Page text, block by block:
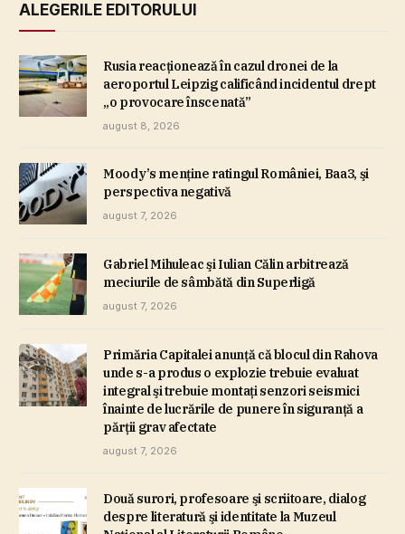
ALEGERILE EDITORULUI
Rusia reacţionează în cazul dronei de la
aeroportul Leipzig calificând incidentul drept
„o provocare înscenată”
august 8, 2026
Moody’s menţine ratingul României, Baa3, şi
perspectiva negativă
august 7, 2026
Gabriel Mihuleac şi Iulian Călin arbitrează
meciurile de sâmbătă din Superligă
august 7, 2026
Primăria Capitalei anunţă că blocul din Rahova
unde s-a produs o explozie trebuie evaluat
integral şi trebuie montaţi senzori seismici
înainte de lucrările de punere în siguranţă a
părţii grav afectate
august 7, 2026
Două surori, profesoare şi scriitoare, dialog
despre literatură şi identitate la Muzeul